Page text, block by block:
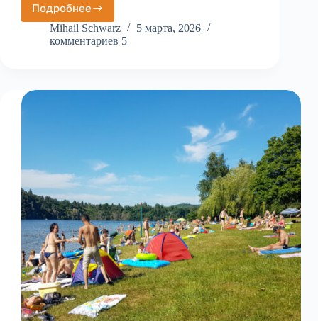
Подробнее
Розовый
сад,
прогулка
Mihail Schwarz
5 марта, 2026
комментариев 5